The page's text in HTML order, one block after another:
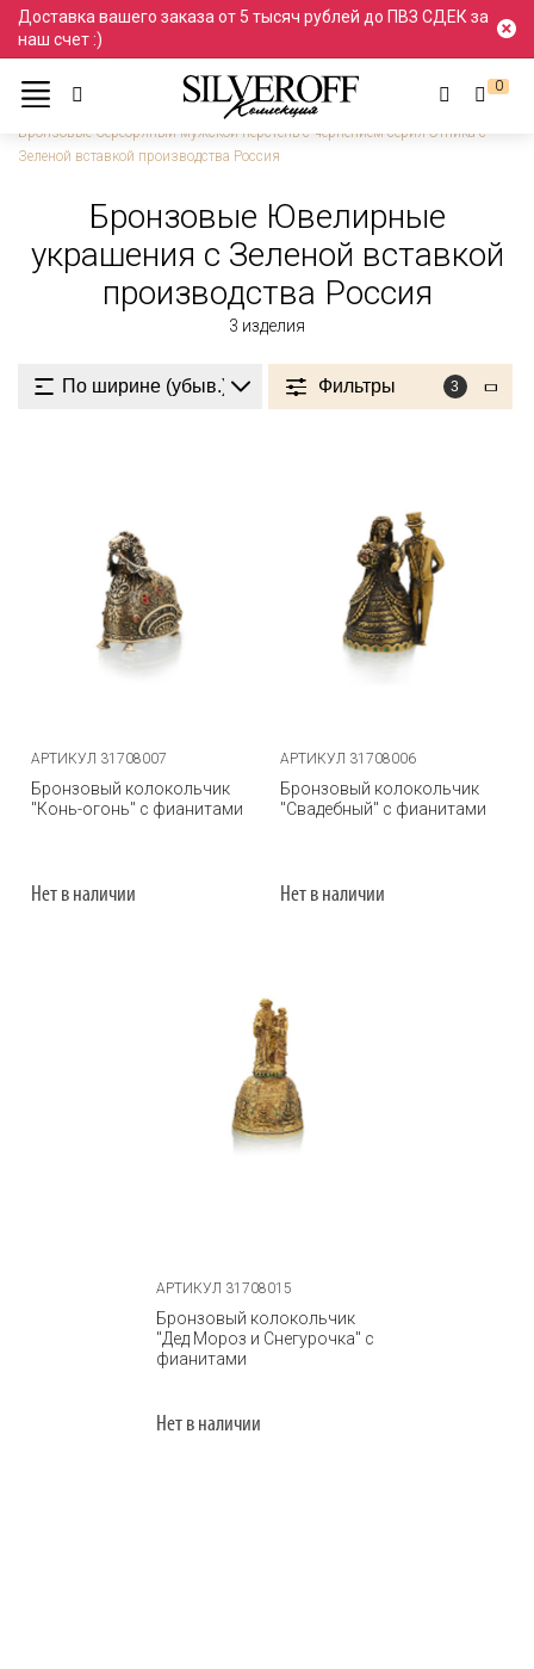
Доставка вашего заказа от 5 тысяч рублей до ПВЗ СДЕК за
наш счет :)
0
Ювелирные украшения
Бронза
Производство Россия
Бронзовые Серебряный мужской перстень с чернением серия Этника с
Зеленой вставкой производства Россия
Бронзовые Ювелирные
украшения с Зеленой вставкой
производства Россия
3 изделия
Фильтры 3
АРТИКУЛ 31708007
Бронзовый колокольчик
"Конь-огонь" с фианитами
Нет в наличии
АРТИКУЛ 31708006
Бронзовый колокольчик
"Свадебный" с фианитами
Нет в наличии
АРТИКУЛ 31708015
Бронзовый колокольчик
"Дед Мороз и Снегурочка" с
фианитами
Нет в наличии